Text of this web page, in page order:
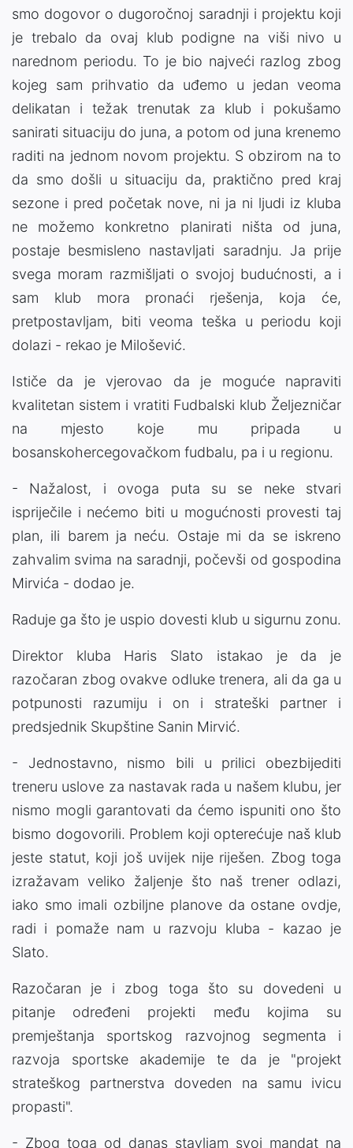
smo dogovor o dugoročnoj saradnji i projektu koji
je trebalo da ovaj klub podigne na viši nivo u
narednom periodu. To je bio najveći razlog zbog
kojeg sam prihvatio da uđemo u jedan veoma
delikatan i težak trenutak za klub i pokušamo
sanirati situaciju do juna, a potom od juna krenemo
raditi na jednom novom projektu. S obzirom na to
da smo došli u situaciju da, praktično pred kraj
sezone i pred početak nove, ni ja ni ljudi iz kluba
ne možemo konkretno planirati ništa od juna,
postaje besmisleno nastavljati saradnju. Ja prije
svega moram razmišljati o svojoj budućnosti, a i
sam klub mora pronaći rješenja, koja će,
pretpostavljam, biti veoma teška u periodu koji
dolazi - rekao je Milošević.
Ističe da je vjerovao da je moguće napraviti
kvalitetan sistem i vratiti Fudbalski klub Željezničar
na mjesto koje mu pripada u
bosanskohercegovačkom fudbalu, pa i u regionu.
- Nažalost, i ovoga puta su se neke stvari
ispriječile i nećemo biti u mogućnosti provesti taj
plan, ili barem ja neću. Ostaje mi da se iskreno
zahvalim svima na saradnji, počevši od gospodina
Mirvića - dodao je.
Raduje ga što je uspio dovesti klub u sigurnu zonu.
Direktor kluba Haris Slato istakao je da je
razočaran zbog ovakve odluke trenera, ali da ga u
potpunosti razumiju i on i strateški partner i
predsjednik Skupštine Sanin Mirvić.
- Jednostavno, nismo bili u prilici obezbijediti
treneru uslove za nastavak rada u našem klubu, jer
nismo mogli garantovati da ćemo ispuniti ono što
bismo dogovorili. Problem koji opterećuje naš klub
jeste statut, koji još uvijek nije riješen. Zbog toga
izražavam veliko žaljenje što naš trener odlazi,
iako smo imali ozbiljne planove da ostane ovdje,
radi i pomaže nam u razvoju kluba - kazao je
Slato.
Razočaran je i zbog toga što su dovedeni u
pitanje određeni projekti među kojima su
premještanja sportskog razvojnog segmenta i
razvoja sportske akademije te da je "projekt
strateškog partnerstva doveden na samu ivicu
propasti".
- Zbog toga od danas stavljam svoj mandat na